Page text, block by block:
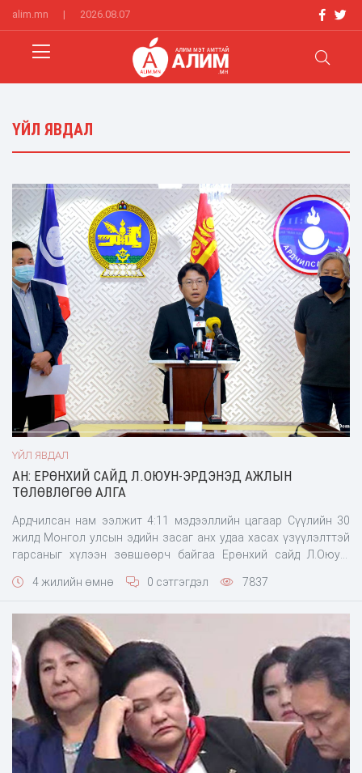
alim.mn | 2026.08.07
ҮЙЛ ЯВДАЛ
ҮЙЛ ЯВДАЛ
АН: ЕРӨНХИЙ САЙД Л.ОЮУН-ЭРДЭНЭД АЖЛЫН
ТӨЛӨВЛӨГӨӨ АЛГА
Ардчилсан нам ээлжит 4:11 мэдээллийн цагаар Сүүлийн 30
жилд Монгол улсын эдийн засаг анх удаа хасах үзүүлэлттэй
гарсаныг хүлээн зөвшөөрч байгаа Ерөнхий сайд Л.Оюун-
хэлэлцээрт даруй орохыг АН аас, уриалж мэдэгдэл хийлээ.
4 жилийн өмнө 0 сэтгэгдэл 7837